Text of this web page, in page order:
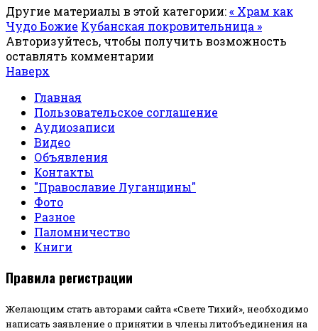
Другие материалы в этой категории:« Храм как
Чудо Божие Кубанская покровительница »
Авторизуйтесь, чтобы получить возможность
оставлять комментарии
Наверх
Главная
Пользовательское соглашение
Аудиозаписи
Видео
Объявления
Контакты
"Православие Луганщины"
Фото
Разное
Паломничество
Книги
Правила регистрации
Желающим стать авторами сайта «Свете Тихий», необходимо
написать заявление о принятии в члены литобъединения на